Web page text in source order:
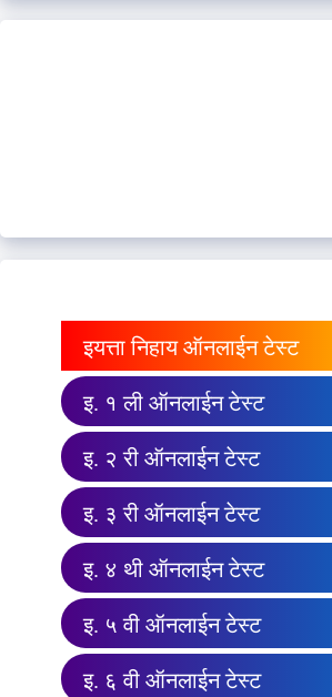
इयत्ता निहाय ऑनलाईन टेस्ट
इ. १ ली ऑनलाईन टेस्ट
इ. २ री ऑनलाईन टेस्ट
इ. ३ री ऑनलाईन टेस्ट
इ. ४ थी ऑनलाईन टेस्ट
इ. ५ वी ऑनलाईन टेस्ट
इ. ६ वी ऑनलाईन टेस्ट